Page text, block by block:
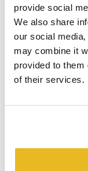
provide social
We also share
our social
may combine it
provided to them
of their services.